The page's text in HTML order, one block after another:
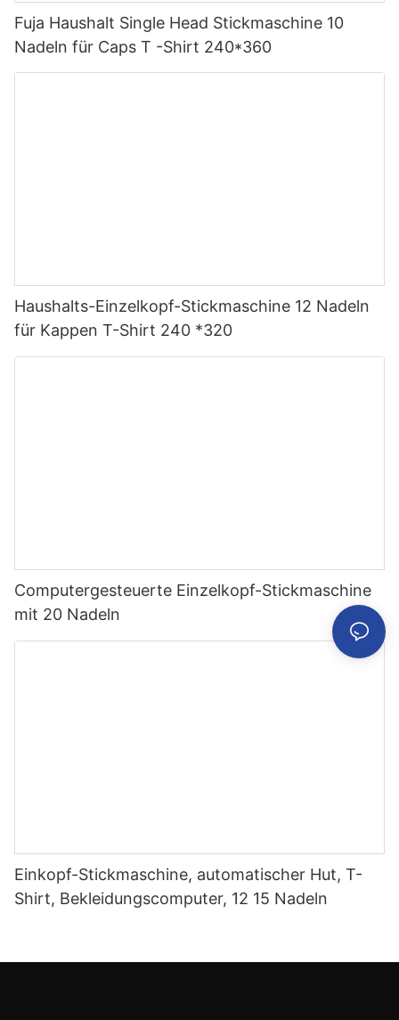
Fuja Haushalt Single Head Stickmaschine 10
Nadeln für Caps T -Shirt 240*360
Haushalts-Einzelkopf-Stickmaschine 12 Nadeln
für Kappen T-Shirt 240 *320
Computergesteuerte Einzelkopf-Stickmaschine
mit 20 Nadeln
Einkopf-Stickmaschine, automatischer Hut, T-
Shirt, Bekleidungscomputer, 12 15 Nadeln